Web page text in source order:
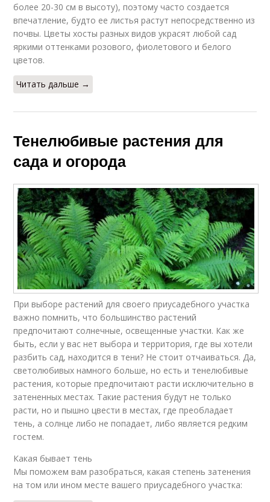
более 20-30 см в высоту), поэтому часто создается
впечатление, будто ее листья растут непосредственно из
почвы. Цветы хосты разных видов украсят любой сад
яркими оттенками розового, фиолетового и белого
цветов.
Читать дальше →
Тенелюбивые растения для
сада и огорода
При выборе растений для своего приусадебного участка
важно помнить, что большинство растений
предпочитают солнечные, освещенные участки. Как же
быть, если у вас нет выбора и территория, где вы хотели
разбить сад, находится в тени? Не стоит отчаиваться. Да,
светолюбивых намного больше, но есть и тенелюбивые
растения, которые предпочитают расти исключительно в
затененных местах. Такие растения будут не только
расти, но и пышно цвести в местах, где преобладает
тень, а солнце либо не попадает, либо является редким
гостем.
Какая бывает тень
Мы поможем вам разобраться, какая степень затенения
на том или ином месте вашего приусадебного участка: